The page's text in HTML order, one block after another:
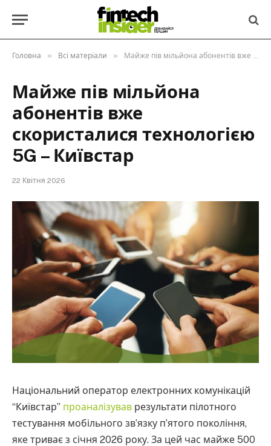
Головна » Всі матеріали » Майже пів мільйона абонентів вже скористалися технологією 5G – Київстар
Майже пів мільйона
абонентів вже
скористалися технологією
5G – Київстар
22 Квітня 2026
Національний оператор електронних комунікацій
“Київстар” проаналізував результати пілотного
тестування мобільного зв’язку п’ятого покоління,
яке триває з січня 2026 року. За цей час майже 500